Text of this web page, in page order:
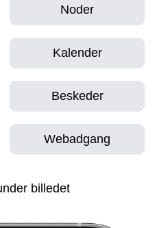
Noder
Kalender
Beskeder
Webadgang
billedet